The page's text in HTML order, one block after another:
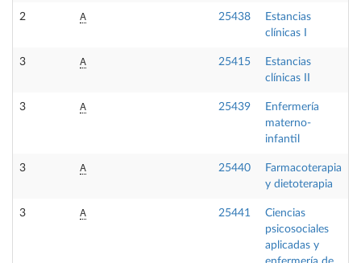
2 A 25438
Estancias
clínicas I
3 A 25415
Estancias
clínicas II
3 A 25439
Enfermería
materno-
infantil
3 A 25440
Farmacoterapia
y dietoterapia
3 A 25441
Ciencias
psicosociales
aplicadas y